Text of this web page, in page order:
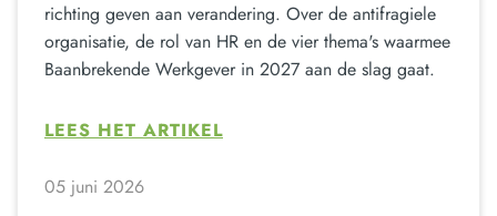
richting geven aan verandering. Over de antifragiele
organisatie, de rol van HR en de vier thema's waarmee
Baanbrekende Werkgever in 2027 aan de slag gaat.
LEES HET ARTIKEL
05 juni 2026